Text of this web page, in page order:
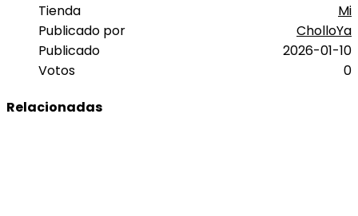
Tienda
Mi
Publicado por
CholloYa
Publicado
2026-01-10
Votos
0
Relacionadas